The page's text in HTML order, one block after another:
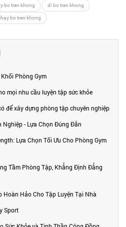
bo tren khong
di bo tren khong
bo tren khong
Phòng Gym
mọi nhu cầu luyện tập sức khỏe
để xây dựng phòng tập chuyên nghiệp
Nghiệp - Lựa Chọn Đúng Đắn
Lựa Chọn Tối Ưu Cho Phòng Gym
Tầm Phòng Tập, Khẳng Định Đẳng
Hoàn Hảo Cho Tập Luyện Tại Nhà
Sport